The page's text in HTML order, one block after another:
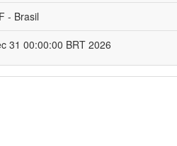
- Brasil
31 00:00:00 BRT 2026